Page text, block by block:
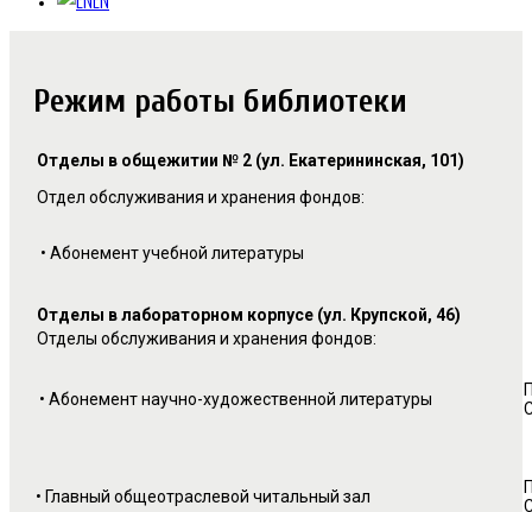
Режим работы библиотеки
Отделы в общежитии № 2 (ул. Екатерининская, 101)
Отдел обслуживания и хранения фондов:
• Абонемент учебной литературы
Отделы в лабораторном корпусе (ул. Крупской, 46)
Отделы обслуживания и хранения фондов:
• Абонемент научно-художественной литературы
• Главный общеотраслевой читальный зал